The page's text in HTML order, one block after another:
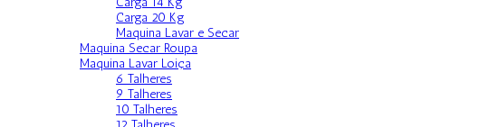
Carga 20 Kg
Maquina Lavar e Secar
Maquina Secar Roupa
Maquina Lavar Loiça
6 Talheres
9 Talheres
10 Talheres